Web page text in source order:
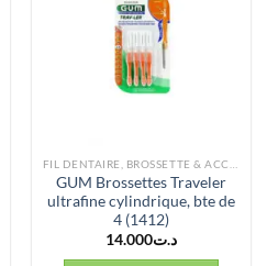
GUM Brossettes Traveler
ultrafine cylindrique, bte de
4 (1412)
د.ت14.000